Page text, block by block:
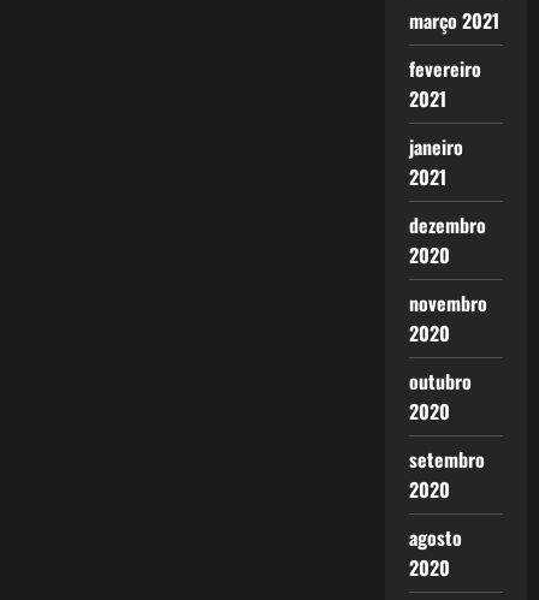
março 2021
fevereiro
2021
janeiro
2021
dezembro
2020
novembro
2020
outubro
2020
setembro
2020
agosto
2020